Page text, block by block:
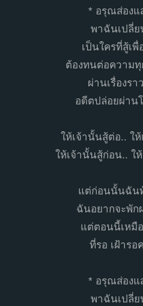
* อรุณส่องแ
พาฉันเปลี่
เป็นใครที่สู้เ
ต้องทนต่อความ
ผ่านเรื่องร
อดีตปล่อยผ่าน
ให้เจ้านั้นสู้ต่อ.. ให้
ให้เจ้านั้นสู้ก่อน.. ใ
แต่ก่อนนั้นฉัน
ฉันอยากจะพัก
แต่ตอนนี้เหมื
ที่รอ เฝ้ารอ
* อรุณส่องแ
พาฉันเปลี่